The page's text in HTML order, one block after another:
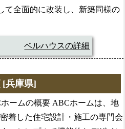
て全面的に改装し、新築同様の
ベルハウスの詳細
[兵庫県]
ームの概要 ABCホームは、地
着した住宅設計・施工の専門会